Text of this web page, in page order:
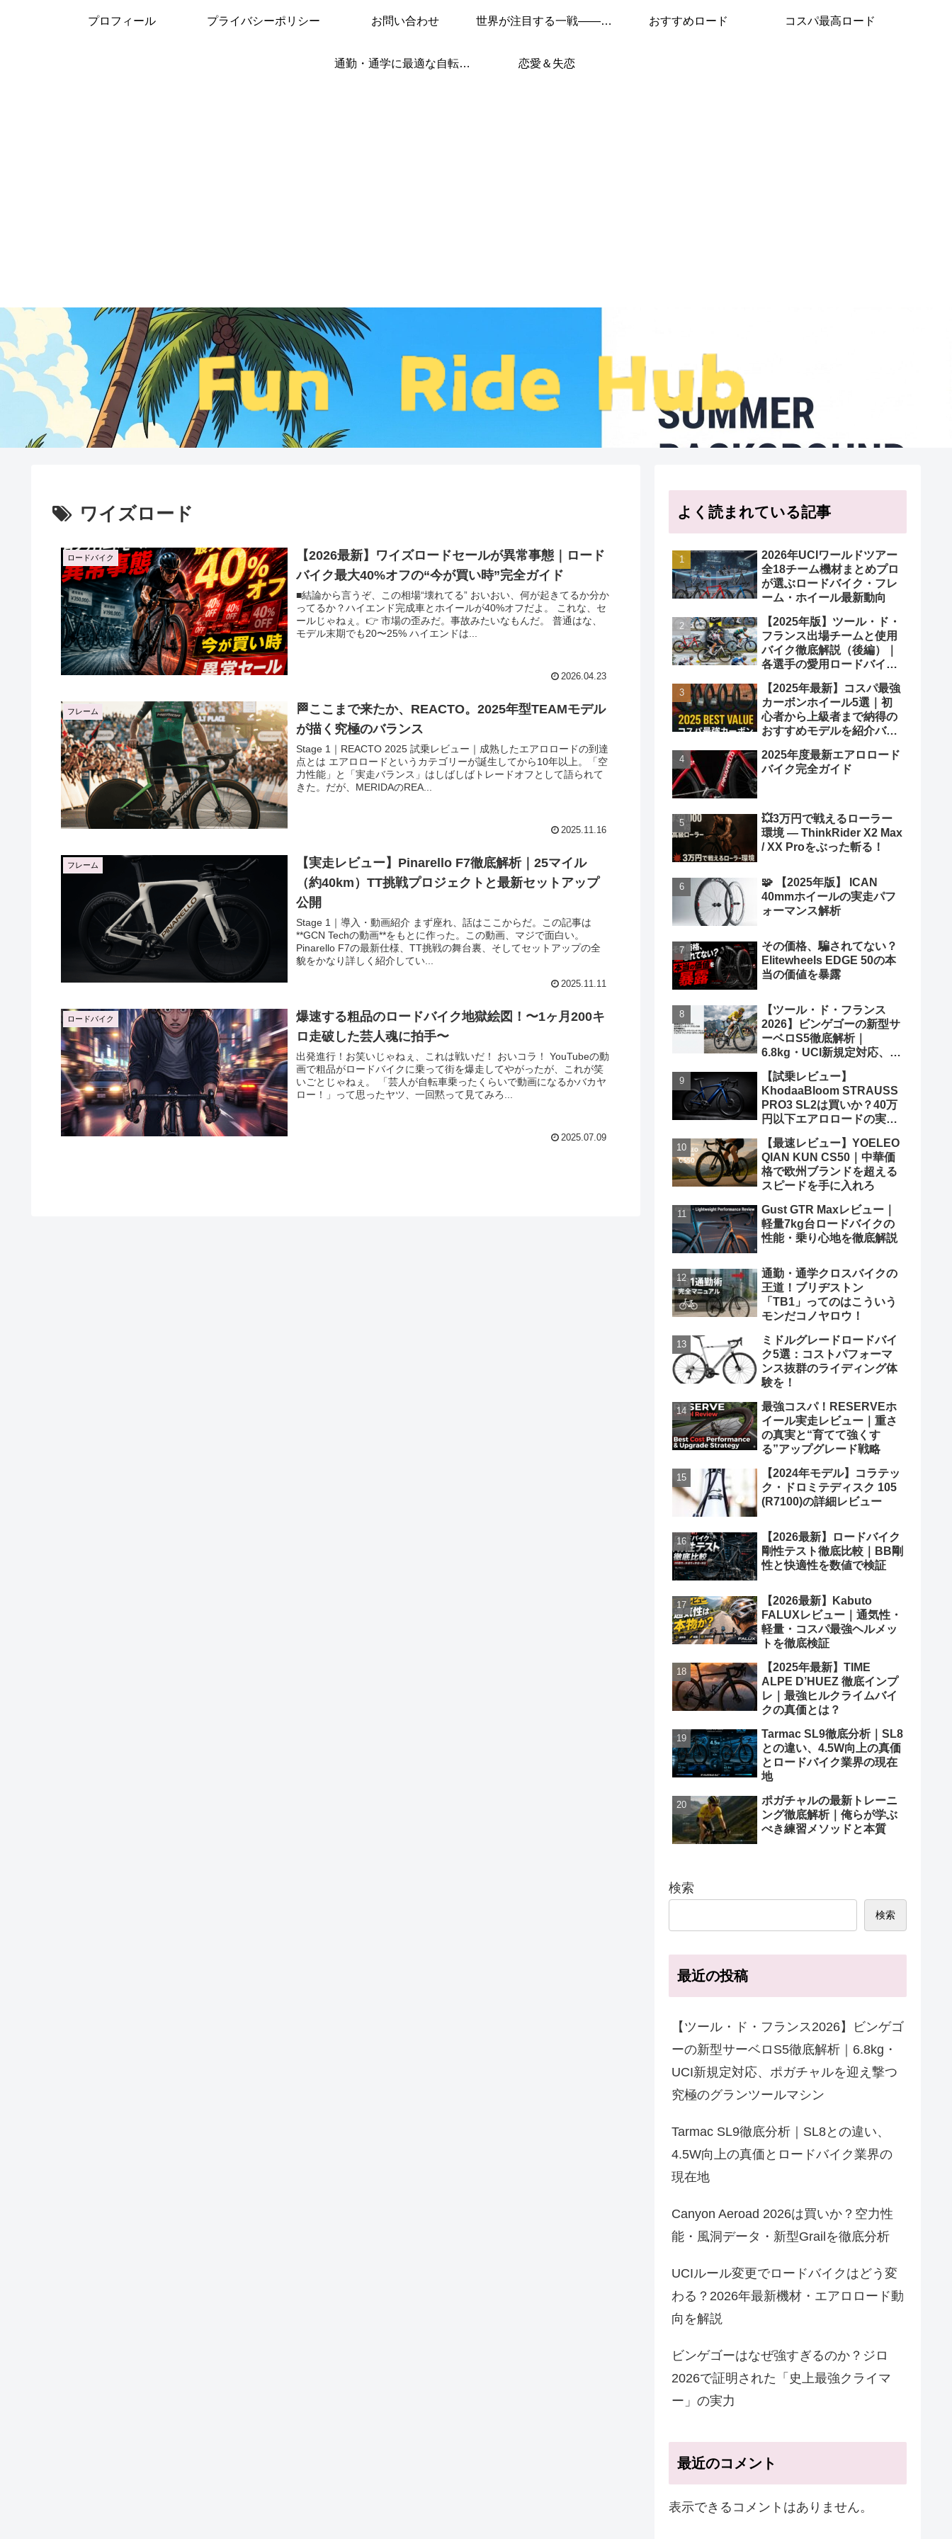
プロフィール プライバシーポリシー お問い合わせ 世界が注目する一戦——このレースを見逃すな！ おすすめロード コスパ最高ロード
通勤・通学に最適な自転車はこれ！ 恋愛＆失恋
ワイズロード
ロードバイク
【2026最新】ワイズロードセールが異常事態｜ロード
バイク最大40%オフの“今が買い時”完全ガイド
■結論から言うぞ、この相場“壊れてる” おいおい、何が起きてるか分か
ってるか？ハイエンド完成車とホイールが40%オフだよ。 これな、セ
ールじゃねぇ。👉 市場の歪みだ。事故みたいなもんだ。 普通はな、
モデル末期でも20〜25% ハイエンドは...
2026.04.23
フレーム
🏁ここまで来たか、REACTO。2025年型TEAMモデル
が描く究極のバランス
Stage 1｜REACTO 2025 試乗レビュー｜成熟したエアロロードの到達
点とは エアロロードというカテゴリーが誕生してから10年以上。「空
力性能」と「実走バランス」はしばしばトレードオフとして語られて
きた。だが、MERIDAのREA...
2025.11.16
フレーム
【実走レビュー】Pinarello F7徹底解析｜25マイル
（約40km）TT挑戦プロジェクトと最新セットアップ
公開
Stage 1｜導入・動画紹介 まず座れ、話はここからだ。この記事は
**GCN Techの動画**をもとに作った。この動画、マジで面白い。
Pinarello F7の最新仕様、TT挑戦の舞台裏、そしてセットアップの全
貌をかなり詳しく紹介してい...
2025.11.11
ロードバイク
爆速する粗品のロードバイク地獄絵図！〜1ヶ月200キ
ロ走破した芸人魂に拍手〜
出発進行！お笑いじゃねぇ、これは戦いだ！ おいコラ！ YouTubeの動
画で粗品がロードバイクに乗って街を爆走してやがったが、これが笑
いごとじゃねぇ。 「芸人が自転車乗ったくらいで動画になるかバカヤ
ロー！」って思ったヤツ、一回黙って見てみろ...
2025.07.09
よく読まれている記事
2026年UCIワールドツアー
全18チーム機材まとめプロ
が選ぶロードバイク・フレ
ーム・ホイール最新動向
【2025年版】ツール・ド・
フランス出場チームと使用
バイク徹底解説（後編）｜
各選手の愛用ロードバイク
【2025年最新】コスパ最強
カーボンホイール5選｜初
心者から上級者まで納得の
おすすめモデルを紹介バカ
2025年度最新エアロロード
バイク完全ガイド
💥3万円で戦えるローラー
環境 ― ThinkRider X2 Max
/ XX Proをぶった斬る！
🧩 【2025年版】 ICAN
40mmホイールの実走パフ
ォーマンス解析
その価格、騙されてない？
Elitewheels EDGE 50の本
当の価値を暴露
【ツール・ド・フランス
2026】ビンゲゴーの新型サ
ーベロS5徹底解析｜
6.8kg・UCI新規定対応、ポ
グランツールマシン
【試乗レビュー】
KhodaaBloom STRAUSS
PRO3 SL2は買いか？40万
円以下エアロロードの実力
斬る
【最速レビュー】YOELEO
QIAN KUN CS50｜中華価
格で欧州ブランドを超える
スピードを手に入れろ
Gust GTR Maxレビュー｜
軽量7kg台ロードバイクの
性能・乗り心地を徹底解説
通勤・通学クロスバイクの
王道！ブリヂストン
「TB1」ってのはこういう
モンだコノヤロウ！
ミドルグレードロードバイ
ク5選：コストパフォーマ
ンス抜群のライディング体
験を！
最強コスパ！RESERVEホ
イール実走レビュー｜重さ
の真実と“育てて強くす
る”アップグレード戦略
【2024年モデル】コラテッ
ク・ドロミテディスク 105
(R7100)の詳細レビュー
【2026最新】ロードバイク
剛性テスト徹底比較｜BB剛
性と快適性を数値で検証
【2026最新】Kabuto
FALUXレビュー｜通気性・
軽量・コスパ最強ヘルメッ
トを徹底検証
【2025年最新】TIME
ALPE D’HUEZ 徹底インプ
レ｜最強ヒルクライムバイ
クの真価とは？
Tarmac SL9徹底分析｜SL8
との違い、4.5W向上の真価
とロードバイク業界の現在
地
ポガチャルの最新トレーニ
ング徹底解析｜俺らが学ぶ
べき練習メソッドと本質
検索
検索
最近の投稿
【ツール・ド・フランス2026】ビンゲゴ
ーの新型サーベロS5徹底解析｜6.8kg・
UCI新規定対応、ポガチャルを迎え撃つ
究極のグランツールマシン
Tarmac SL9徹底分析｜SL8との違い、
4.5W向上の真価とロードバイク業界の
現在地
Canyon Aeroad 2026は買いか？空力性
能・風洞データ・新型Grailを徹底分析
UCIルール変更でロードバイクはどう変
わる？2026年最新機材・エアロロード動
向を解説
ビンゲゴーはなぜ強すぎるのか？ジロ
2026で証明された「史上最強クライマ
ー」の実力
最近のコメント
表示できるコメントはありません。